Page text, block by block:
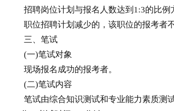
招聘岗位计划与报名人数达到1:3的比例
职位招聘计划减少的，该职位的报考者不
三、笔试
(一)笔试对象
现场报名成功的报考者。
(二)笔试内容
笔试由综合知识测试和专业能力素质测试